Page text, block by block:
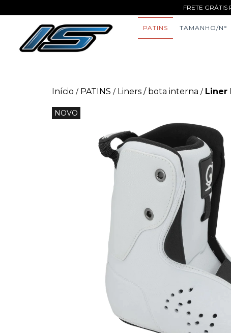
FRETE
PATINS TAMANHO/N°
Início / PATINS / Liners / bota interna / Liner
NOVO